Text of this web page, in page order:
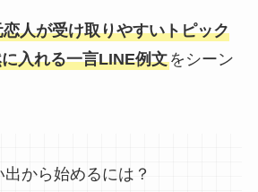
恋人が受け取りやすいトピック
入れる一言LINE例文をシーン
から始めるには？